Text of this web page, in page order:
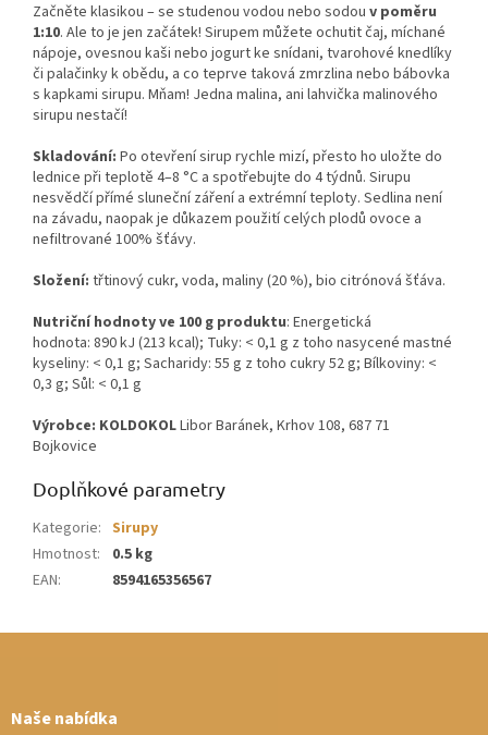
Začněte klasikou – se studenou vodou nebo sodou v poměru
1:10. Ale to je jen začátek! Sirupem můžete ochutit čaj, míchané
nápoje, ovesnou kaši nebo jogurt ke snídani, tvarohové knedlíky
či palačinky k obědu, a co teprve taková zmrzlina nebo bábovka
s kapkami sirupu. Mňam! Jedna malina, ani lahvička malinového
sirupu nestačí!
Skladování: Po otevření sirup rychle mizí, přesto ho uložte do
lednice při teplotě 4–8 °C a spotřebujte do 4 týdnů. Sirupu
nesvědčí přímé sluneční záření a extrémní teploty. Sedlina není
na závadu, naopak je důkazem použití celých plodů ovoce a
nefiltrované 100% šťávy.
Složení: třtinový cukr, voda, maliny (20 %), bio citrónová šťáva.
Nutriční hodnotyve 100 g produktu: Energetická
hodnota: 890 kJ (213 kcal); Tuky: < 0,1 g z toho nasycené mastné
kyseliny: < 0,1 g; Sacharidy: 55 g z toho cukry 52 g; Bílkoviny: <
0,3 g; Sůl: < 0,1 g
Výrobce: KOLDOKOLLibor Baránek, Krhov 108, 687 71
Bojkovice
Doplňkové parametry
Kategorie: Sirupy
Hmotnost:
0.5 kg
EAN: 8594165356567
Naše nabídka